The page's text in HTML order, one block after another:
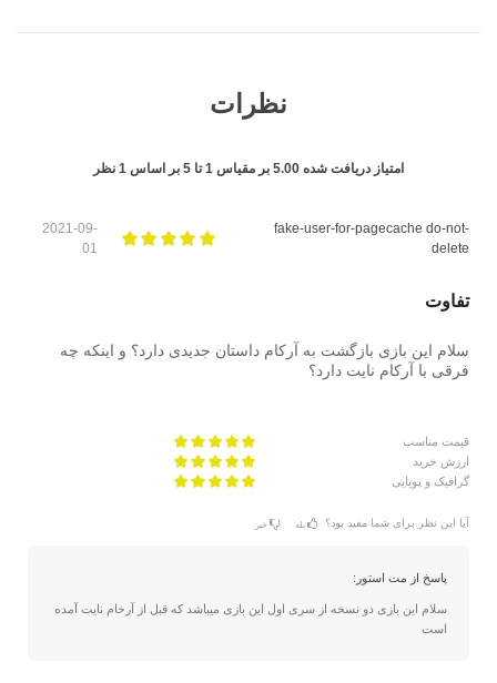
نظرات
امتیاز دریافت شده 5.00 بر مقیاس 1تا 5 بر اساس 1 نظر
fake-user-for-pagecache do-not-
delete
2021-09-
01
تفاوت
سلام این بازی بازگشت به آرکام داستان جدیدی دارد؟ و اینکه چه
فرقی با آرکام نایت دارد؟
قیمت مناسب
ارزش خرید
گرافیک و پویایی
آیا این نظر برای شما مفید بود؟ بله خیر
پاسخ از مت استور:
سلام این بازی دو نسخه از سری اول این بازی میباشد که قبل از آرخام نایت آمده
است